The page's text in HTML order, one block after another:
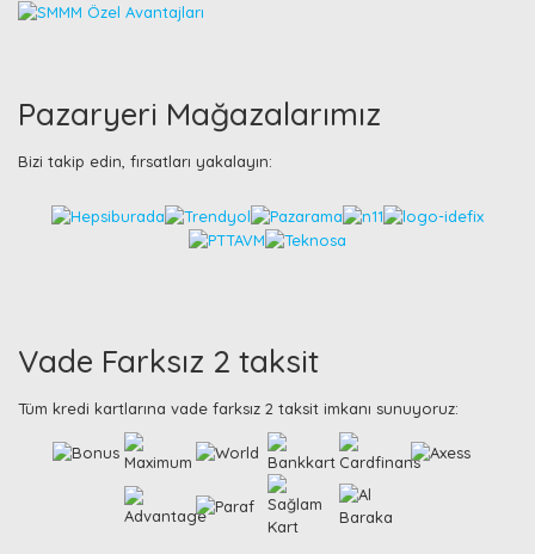
Pazaryeri Mağazalarımız
Bizi takip edin, fırsatları yakalayın:
Vade Farksız 2 taksit
Tüm kredi kartlarına vade farksız 2 taksit imkanı sunuyoruz: